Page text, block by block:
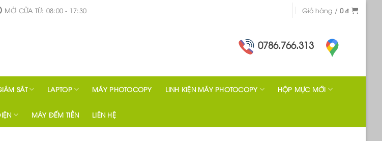
MỞ CỬA TỪ: 08:00 - 17:30 Giỏ hàng /0₫
0786.766.313
SÁT LAPTOP MÁY PHOTOCOPY LINH KIỆN MÁY PHOTOCOPY HỘP MỰC MỚI
MÁY ĐẾM TIỀN LIÊN HỆ